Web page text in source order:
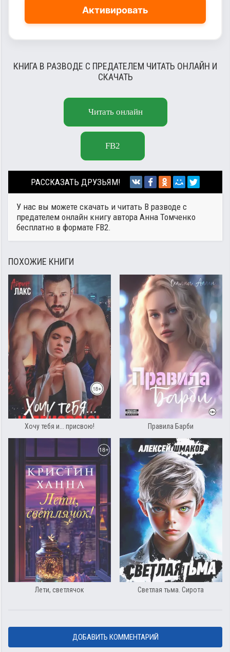
Активировать
КНИГА В РАЗВОДЕ С ПРЕДАТЕЛЕМ ЧИТАТЬ ОНЛАЙН И
СКАЧАТЬ
Читать онлайн
FB2
РАССКАЗАТЬ ДРУЗЬЯМ!
У нас вы можете скачать и читать В разводе с
предателем онлайн книгу автора Анна Томченко
бесплатно в формате FB2.
ПОХОЖИЕ КНИГИ
Хочу тебя и... присвою! Правила Барби
Лети, светлячок Светлая тьма. Сирота
ДОБАВИТЬ КОММЕНТАРИЙ